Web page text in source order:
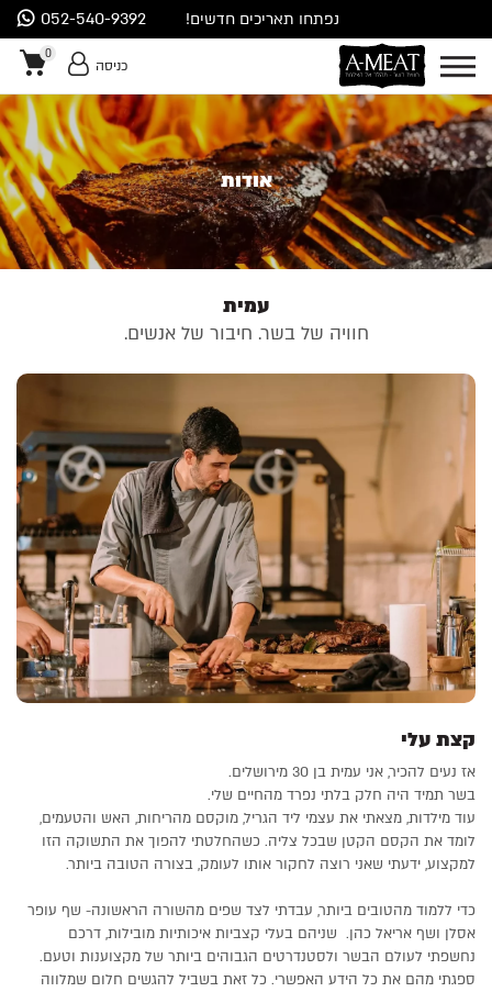
נפתחו תאריכים חדשים! 052-540-9392
0
0
0
₪
כניסה
אודות
עמית
חוויה של בשר. חיבור של אנשים.
קצת עלי
אז נעים להכיר, אני עמית בן 30 מירושלים.
בשר תמיד היה חלק בלתי נפרד מהחיים שלי.
עוד מילדות, מצאתי את עצמי ליד הגריל, מוקסם מהריחות, האש והטעמים,
לומד את הקסם הקטן שבכל צליה. כשהחלטתי להפוך את התשוקה הזו
למקצוע, ידעתי שאני רוצה לחקור אותו לעומק, בצורה הטובה ביותר.
כדי ללמוד מהטובים ביותר, עבדתי לצד שפים מהשורה הראשונה- שף עופר
אסלן ושף אריאל כהן. שניהם בעלי קצביות איכותיות מובילות, דרכם
נחשפתי לעולם הבשר ולסטנדרטים הגבוהים ביותר של מקצוענות וטעם.
ספגתי מהם את כל הידע האפשרי. כל זאת בשביל להגשים חלום שמלווה